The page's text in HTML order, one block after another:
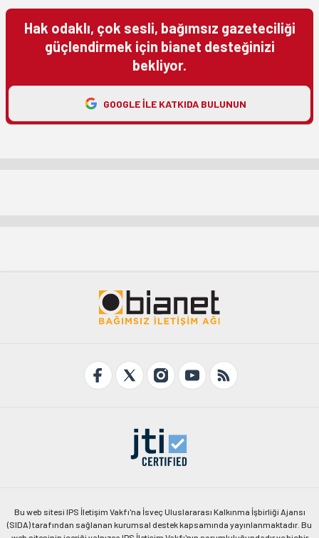
Hak odaklı, çok sesli, bağımsız gazeteciliği
güçlendirmek için bianet desteğinizi
bekliyor.
GOOGLE ILE KATKIDA BULUNUN
Bu web sitesi IPS İletişim Vakfı'na İsveç Uluslararası Kalkınma İşbirliği Ajansı
(SIDA) tarafından sağlanan kurumsal destek kapsamında yayınlanmaktadır. Bu